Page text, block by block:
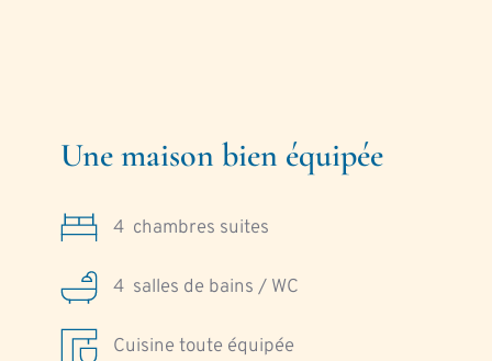
Une maison bien équipée
4
  chambres suites
4
  salles de bains / WC
Cuisine toute équipée